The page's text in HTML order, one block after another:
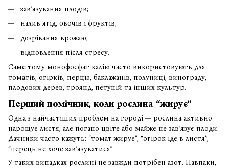
зав’язування плодів;
налив ягід, овочів і фруктів;
дозрівання врожаю;
відновлення після стресу.
Саме тому монофосфат калію часто використовують для
томатів, огірків, перцю, баклажанів, полуниці, винограду,
плодових дерев, троянд, петуній та інших культур.
Перший помічник, коли рослина “жирує”
Одна з найчастіших проблем на городі — рослина активно
нарощує листя, але погано цвіте або майже не зав’язує плоди.
Дачники часто кажуть: “томат жирує”, “огірок іде в листя”,
“перець не хоче зав’язуватися”.
У таких випадках рослині не завжди потрібен азот. Навпаки,